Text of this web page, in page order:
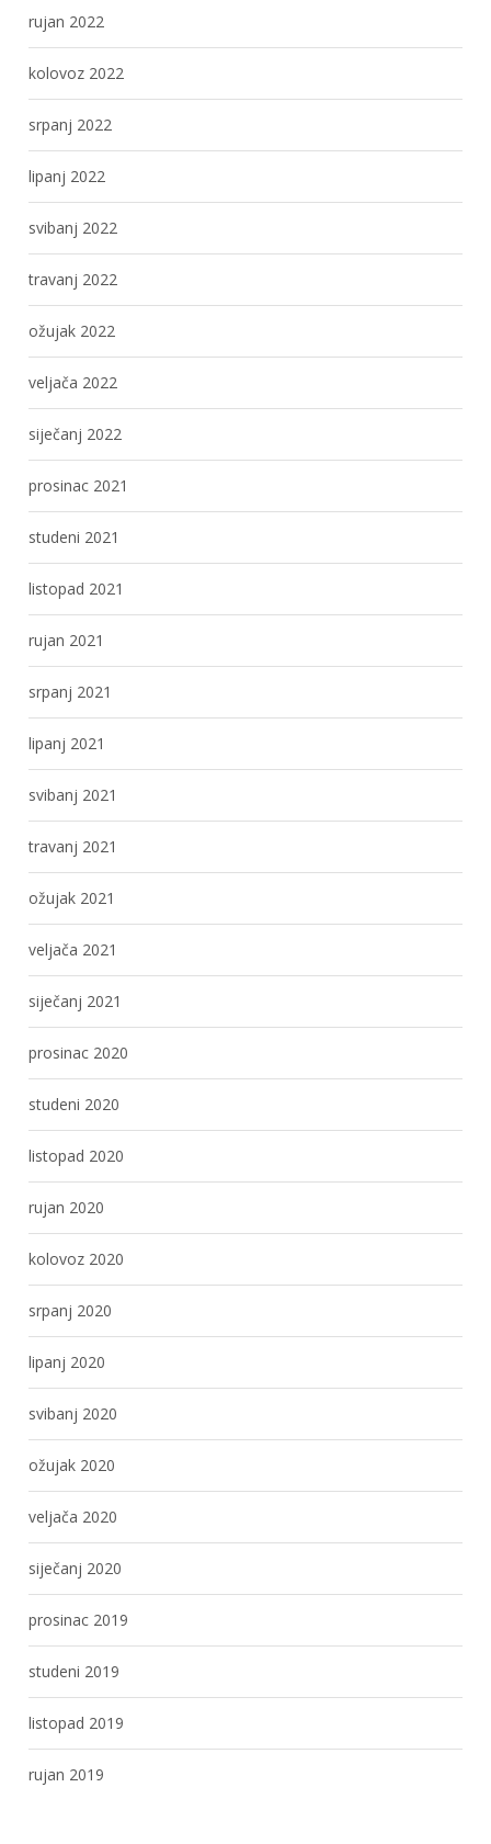
rujan 2022
kolovoz 2022
srpanj 2022
lipanj 2022
svibanj 2022
travanj 2022
ožujak 2022
veljača 2022
siječanj 2022
prosinac 2021
studeni 2021
listopad 2021
rujan 2021
srpanj 2021
lipanj 2021
svibanj 2021
travanj 2021
ožujak 2021
veljača 2021
siječanj 2021
prosinac 2020
studeni 2020
listopad 2020
rujan 2020
kolovoz 2020
srpanj 2020
lipanj 2020
svibanj 2020
ožujak 2020
veljača 2020
siječanj 2020
prosinac 2019
studeni 2019
listopad 2019
rujan 2019